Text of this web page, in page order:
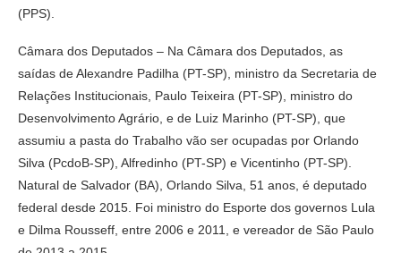
(PPS).
Câmara dos Deputados – Na Câmara dos Deputados, as
saídas de Alexandre Padilha (PT-SP), ministro da Secretaria de
Relações Institucionais, Paulo Teixeira (PT-SP), ministro do
Desenvolvimento Agrário, e de Luiz Marinho (PT-SP), que
assumiu a pasta do Trabalho vão ser ocupadas por Orlando
Silva (PcdoB-SP), Alfredinho (PT-SP) e Vicentinho (PT-SP).
Natural de Salvador (BA), Orlando Silva, 51 anos, é deputado
federal desde 2015. Foi ministro do Esporte dos governos Lula
e Dilma Rousseff, entre 2006 e 2011, e vereador de São Paulo